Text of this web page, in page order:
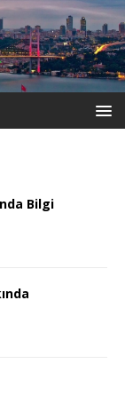
Bilgi